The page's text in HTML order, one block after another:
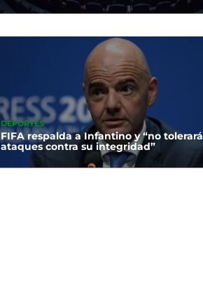
DEPORTES
FIFA respalda a Infantino y “no tolerará
ataques contra su integridad”